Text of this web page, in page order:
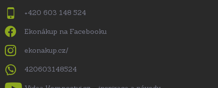
+420 603 148 524
Ekonákup na Facebooku
ekonakup.cz/
420603148524